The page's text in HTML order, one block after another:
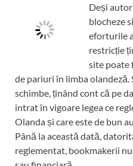
Deși
blocheze
eforturile
restricție
site poate
de pariuri în limba olandeză.
schimbe, ținând cont că pe
intrat în vigoare legea ce
Olanda și care este de bun
Până la această dată,
reglementat, bookmakerii